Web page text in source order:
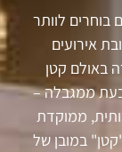
בוחרים לוותר
אירועים
באולם קטן
אינה נובעת ממגבלה –
ממוקדת
במובן של